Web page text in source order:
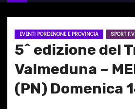
EVENTI PORDENONE E PROVINCIA SPORT
5^ edizione del
Valmeduna –
(PN) Domenica